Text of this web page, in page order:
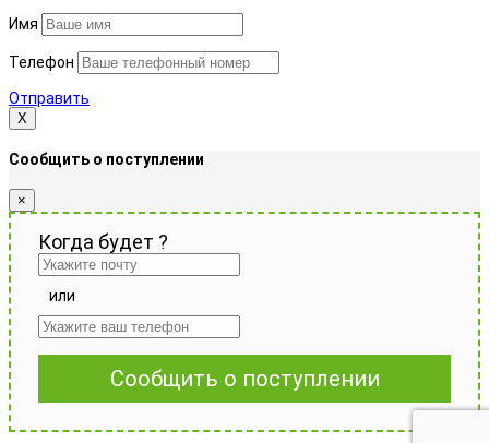
Имя
Телефон
Отправить
Х
Сообщить о поступлении
×
Когда будет ?
или
Сообщить о поступлении